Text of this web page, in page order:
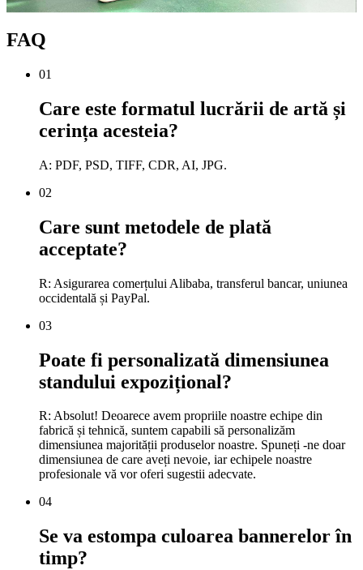
FAQ
01
Care este formatul lucrării de artă și
cerința acesteia?
A: PDF, PSD, TIFF, CDR, AI, JPG.
02
Care sunt metodele de plată
acceptate?
R: Asigurarea comerțului Alibaba, transferul bancar, uniunea
occidentală și PayPal.
03
Poate fi personalizată dimensiunea
standului expozițional?
R: Absolut! Deoarece avem propriile noastre echipe din
fabrică și tehnică, suntem capabili să personalizăm
dimensiunea majorității produselor noastre. Spuneți -ne doar
dimensiunea de care aveți nevoie, iar echipele noastre
profesionale vă vor oferi sugestii adecvate.
04
Se va estompa culoarea bannerelor în
timp?